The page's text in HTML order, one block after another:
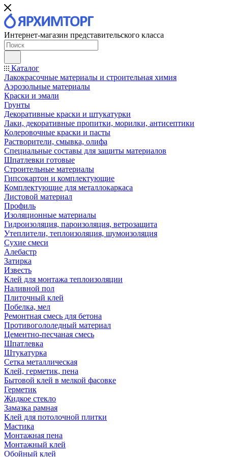
Интернет-магазин представительского класса
Каталог
Лакокрасочные материалы и строительная химия
Аэрозольные материалы
Краски и эмали
Грунты
Декоративные краски и штукатурки
Лаки, декоративные пропитки, морилки, антисептики
Колеровочные краски и пасты
Растворители, смывка, олифа
Специальные составы для защиты материалов
Шпатлевки готовые
Строительные материалы
Гипсокартон и комплектующие
Комплектующие для металлокаркаса
Листовой материал
Профиль
Изоляционные материалы
Гидроизоляция, пароизоляция, ветрозащита
Утеплители, теплоизоляция, шумоизоляция
Сухие смеси
Алебастр
Затирка
Известь
Клей для монтажа теплоизоляции
Наливной пол
Плиточный клей
Побелка, мел
Ремонтная смесь для бетона
Противогололедный материал
Цементно-песчаная смесь
Шпатлевка
Штукатурка
Сетка металлическая
Клей, герметик, пена
Бытовой клей в мелкой фасовке
Герметик
Жидкое стекло
Замазка рамная
Клей для потолочной плитки
Мастика
Монтажная пена
Монтажный клей
Обойный клей